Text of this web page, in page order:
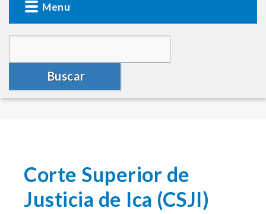
Menu
Buscar
Corte Superior de
Justicia de Ica (CSJI)